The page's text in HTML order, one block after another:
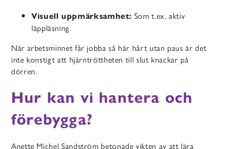
Visuell uppmärksamhet: Som t.ex. aktiv
läppläsning.
När arbetsminnet får jobba så här hårt utan paus är det
inte konstigt att hjärntröttheten till slut knackar på
dörren.
Hur kan vi hantera och
förebygga?
Anette Michel Sandström betonade vikten av att lära